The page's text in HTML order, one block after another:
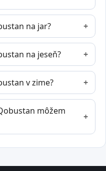
na jar?
na jeseň?
v zime?
môžem